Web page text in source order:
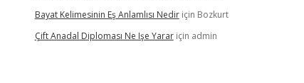
Bayat Kelimesinin Eş Anlamlısı Nediriçin Bozkurt
Çift Anadal Diploması Ne Işe Yarariçin admin